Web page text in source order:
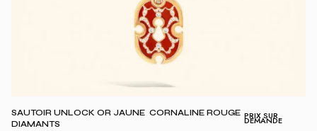
SAUTOIR UNLOCK OR JAUNE CORNALINE ROUGE
DIAMANTS
PRIX SUR
DEMANDE